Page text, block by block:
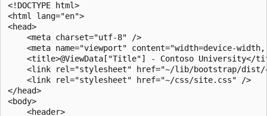
<!DOCTYPE html>
<html lang="en">
<head>
    <meta charset="utf-8" />
<meta name="viewport" content="width=device-
<title>@ViewData["Title"] - Contoso University</
<link rel="stylesheet" href="~/lib/bootstrap/
    <link rel="stylesheet" href="~/css/site.css" />
</head>
<body>
    <header>